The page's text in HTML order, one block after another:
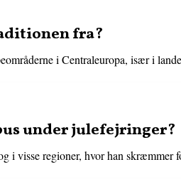
fra?
i Centraleuropa, især i
under julefejringer?
i visse regioner, hvor han skræmmer